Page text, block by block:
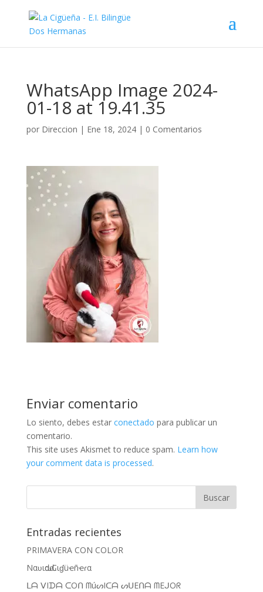
WhatsApp Image 2024-
01-18 at 19.41.35
por Direccion | Ene 18, 2024| 0 Comentarios
Enviar comentario
Lo siento, debes estar conectado para publicar un
comentario.
This site uses Akismet to reduce spam. Learn how
your comment data is processed.
Entradas recientes
PRIMAVERA CON COLOR
Nαʋιԃαԃ Cιɠüҽñҽɾα
ᒪᗩ ᐯIᗪᗩ ᑕOᑎ ᗰúᔕIᑕᗩ ᔕᑌEᑎᗩ ᗰEᒍOᖇ